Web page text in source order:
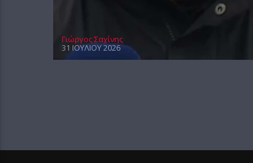
Γιώργος Σαχίνης
31 ΙΟΥΛΊΟΥ 2026